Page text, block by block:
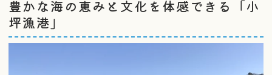
豊かな海の恵みと文化を体感できる「小
坪漁港」